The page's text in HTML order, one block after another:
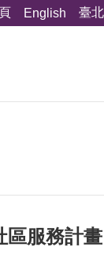
English 臺
服務計